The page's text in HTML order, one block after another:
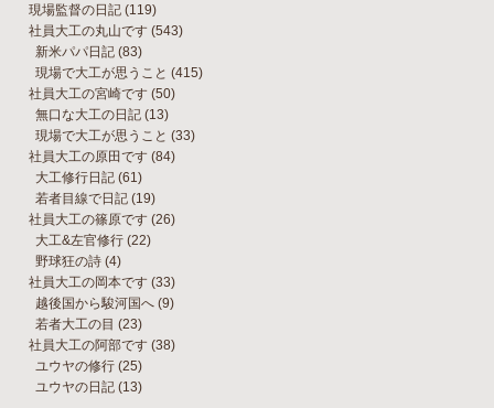
現場監督の日記 (119)
社員大工の丸山です (543)
新米パパ日記 (83)
現場で大工が思うこと (415)
社員大工の宮崎です (50)
無口な大工の日記 (13)
現場で大工が思うこと (33)
社員大工の原田です (84)
大工修行日記 (61)
若者目線で日記 (19)
社員大工の篠原です (26)
大工&左官修行 (22)
野球狂の詩 (4)
社員大工の岡本です (33)
越後国から駿河国へ (9)
若者大工の目 (23)
社員大工の阿部です (38)
ユウヤの修行 (25)
ユウヤの日記 (13)